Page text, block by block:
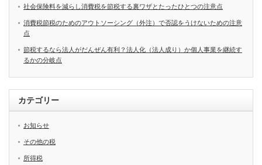
社会保険料を減らし消費税を節税する裏ワザとたったひとつの注意点
消費税節税のためのアウトソーシング（外注）で否認をうけないための注意
点
節税するなら法人がだんぜん有利？法人化（法人成り）か個人事業を継続す
るかの分岐点
カテゴリー
お知らせ
その他の税
所得税